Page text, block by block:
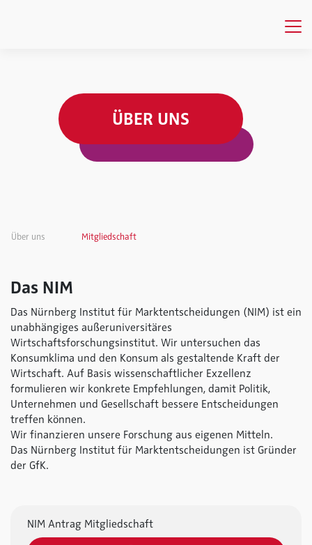
ÜBER UNS
Über uns Mitgliedschaft
Das NIM
Das Nürnberg Institut für Marktentscheidungen (NIM) ist ein
unabhängiges außeruniversitäres
Wirtschaftsforschungsinstitut. Wir untersuchen das
Konsumklima und den Konsum als gestaltende Kraft der
Wirtschaft. Auf Basis wissenschaftlicher Exzellenz
formulieren wir konkrete Empfehlungen, damit Politik,
Unternehmen und Gesellschaft bessere Entscheidungen
treffen können.
Wir finanzieren unsere Forschung aus eigenen Mitteln.
Das Nürnberg Institut für Marktentscheidungen ist Gründer
der GfK.
NIM Antrag Mitgliedschaft